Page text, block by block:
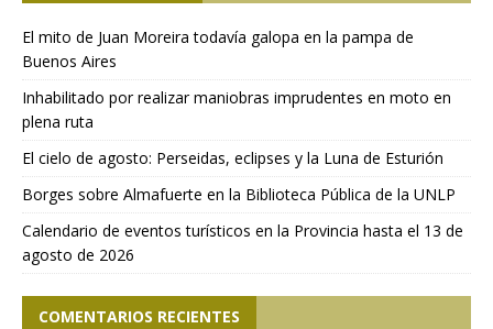
El mito de Juan Moreira todavía galopa en la pampa de
Buenos Aires
Inhabilitado por realizar maniobras imprudentes en moto en
plena ruta
El cielo de agosto: Perseidas, eclipses y la Luna de Esturión
Borges sobre Almafuerte en la Biblioteca Pública de la UNLP
Calendario de eventos turísticos en la Provincia hasta el 13 de
agosto de 2026
COMENTARIOS RECIENTES